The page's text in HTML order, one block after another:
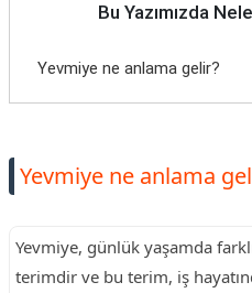
Bu Yazımızda
Yevmiye ne anlama gelir?
Yevmiye ne anlama
Yevmiye, günlük yaşamda
terimdir ve bu terim, iş